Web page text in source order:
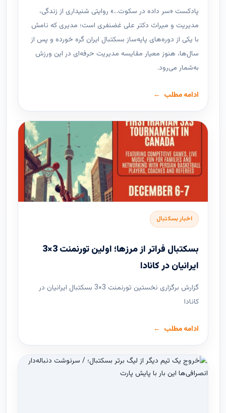
پادکست «سر داده در سکوت…» روایتی شنیداری از زندگی،
مدیریت و میراث دکتر علی غضنفری است؛ مدیری که نامش
با یکی از دوره‌های پایه‌ساز بسکتبال ایران گره خورده و پس از
سال‌ها، هنوز معیار مقایسه مدیریت حرفه‌ای در این ورزش
به‌شمار می‌رود.
ادامه مطلب
اخبار بسکتبال
بسکتبال فراتر از مرزها؛ اولین تورنمنت 3×3
ایرانیان در کانادا
گزارش برگزاری نخستین تورنمنت 3×3 بسکتبال ایرانیان در
کانادا
ادامه مطلب